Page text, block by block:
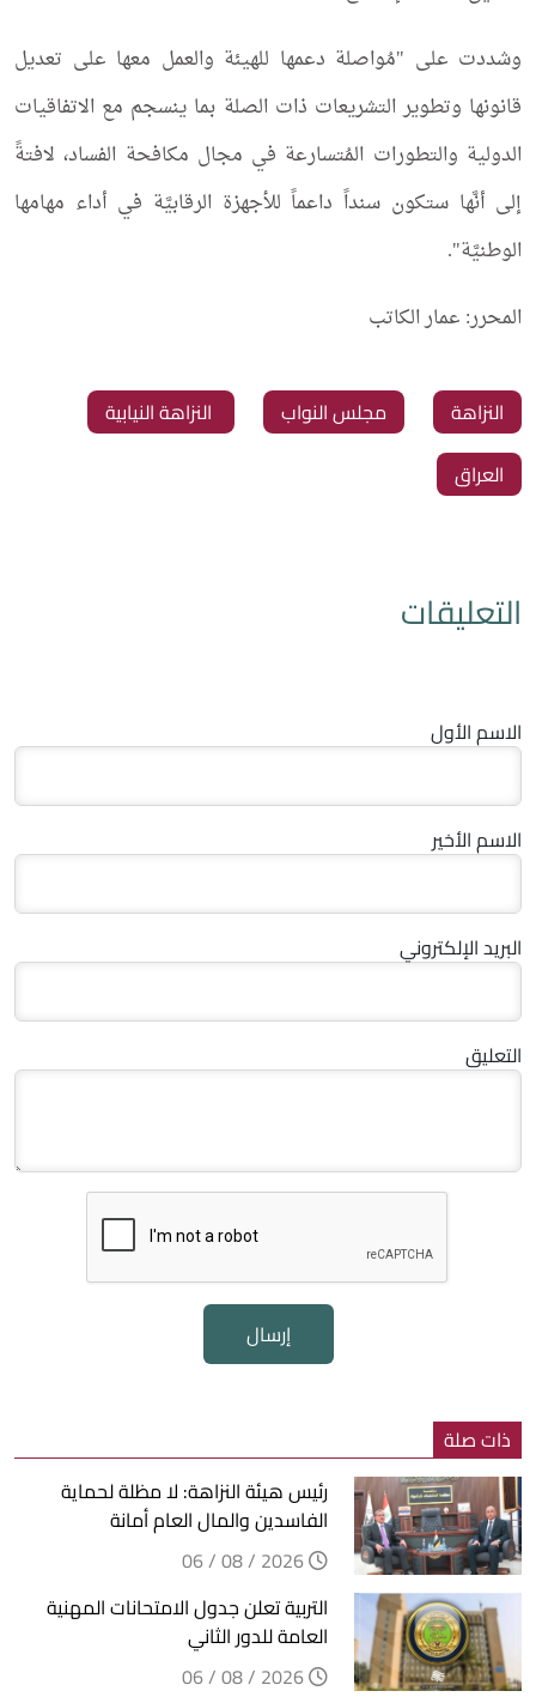
وشددت على "مُواصلة دعمها للهيئة والعمل معها على تعديل
قانونها وتطوير التشريعات ذات الصلة بما ينسجم مع الاتفاقيات
الدولية والتطورات المُتسارعة في مجال مكافحة الفساد، لافتةً
إلى أنَّها ستكون سنداً داعماً للأجهزة الرقابيَّة في أداء مهامها
الوطنيَّة".
المحرر: عمار الكاتب
‏النزاهة ‏مجلس النواب
‏ النزاهة النيابية
‏العراق
التعليقات
الاسم الأول
الاسم الأخير
البريد الإلكتروني
التعليق
إرسال
ذات صلة
رئيس هيئة النزاهة: لا مظلة لحماية
الفاسدين والمال العام أمانة
التربية تعلن جدول الامتحانات المهنية
العامة للدور الثاني